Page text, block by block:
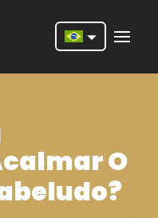
Deutsch
Português
O